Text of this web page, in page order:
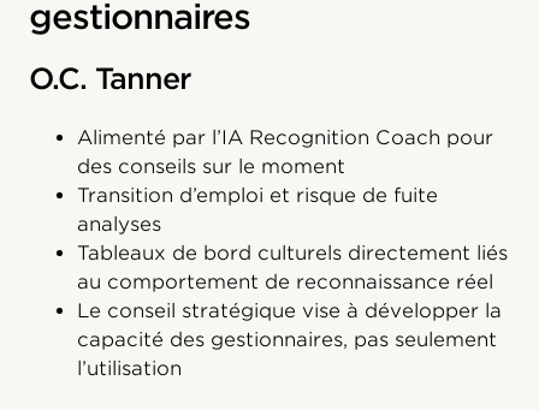
gestionnaires
O.C. Tanner
Alimenté par l’IA Recognition Coach pour
des conseils sur le moment
Transition d’emploi et risque de fuite
analyses
Tableaux de bord culturels directement liés
au comportement de reconnaissance réel
Le conseil stratégique vise à développer la
capacité des gestionnaires, pas seulement
l’utilisation